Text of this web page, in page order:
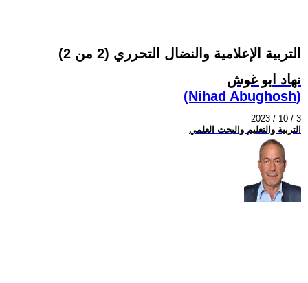
التربية الإعلامية والنضال التحرري (2 من 2)
نهاد ابو غوش
(Nihad Abughosh)
2023 / 10 / 3
التربية والتعليم والبحث العلمي